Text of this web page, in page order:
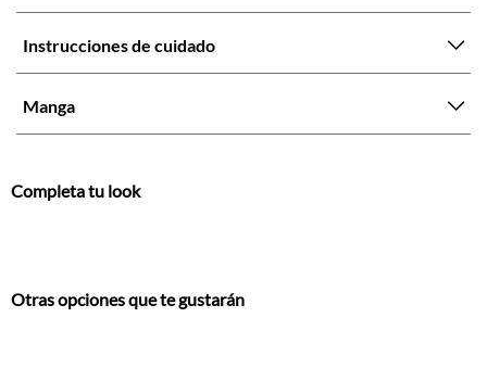
Instrucciones de cuidado
Manga
Completa tu look
Otras opciones que te gustarán